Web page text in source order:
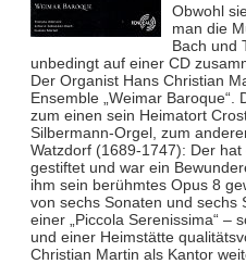
Obwohl
man die
Bach und
unbedingt auf einer CD
Der Organist Hans Christian
Ensemble „Weimar Baroque“.
zum einen sein Heimatort
Silbermann-Orgel, zum
Watzdorf (1689-1747): Der
gestiftet und war ein
ihm sein berühmtes Opus 8
von sechs Sonaten und sechs
einer „Piccola Serenissima“ –
und einer Heimstätte
Christian Martin als Kantor